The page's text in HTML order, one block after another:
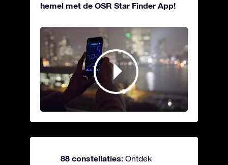
hemel met de OSR Star Finder App!
88 constellaties: Ontdek